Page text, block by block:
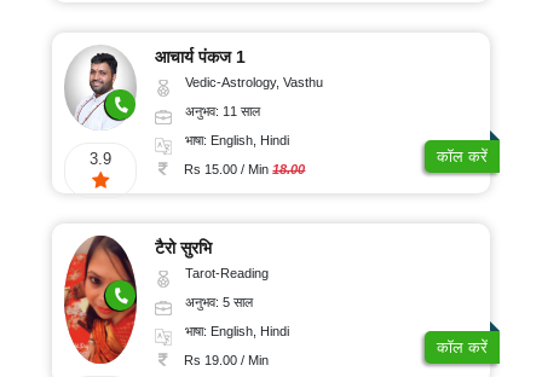
3.9
आचार्य पंकज 1
Vedic-Astrology, Vasthu
अनुभव: 11 साल
भाषा: English, Hindi
Rs 15.00 / Min18.00
कॉल करें
टैरो सुरभि
Tarot-Reading
अनुभव: 5 साल
भाषा: English, Hindi
Rs 19.00 / Min
कॉल करें